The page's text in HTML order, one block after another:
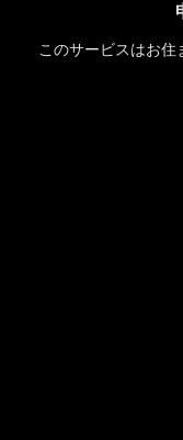
このサービスはお住